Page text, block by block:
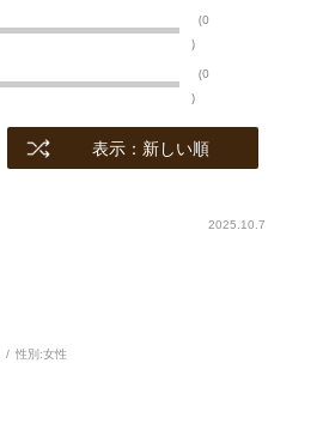
(0
)
(0
)
表示：新しい順
2025.10.7
性別:女性